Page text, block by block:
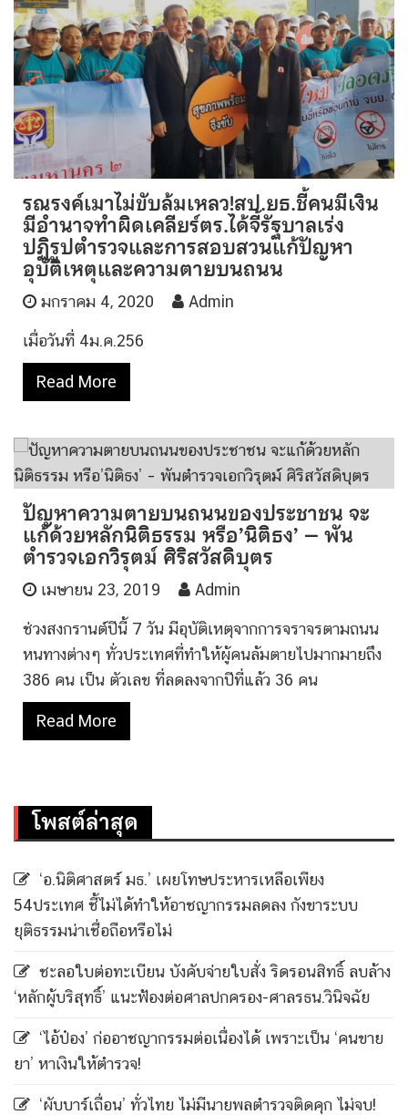
รณรงค์เมาไม่ขับล้มเหลว!สป.ยธ.ชี้คนมีเงิน
มีอำนาจทำผิดเคลียร์ตร.ได้จี้รัฐบาลเร่ง
ปฏิรูปตำรวจและการสอบสวนแก้ปัญหา
อุบัติเหตุและความตายบนถนน
มกราคม 4, 2020 Admin
เมื่อวันที่ 4ม.ค.256
Read More
ปัญหาความตายบนถนนของประชาชน จะ
แก้ด้วยหลักนิติธรรม หรือ’นิติธง’ – พัน
ตำรวจเอกวิรุตม์ ศิริสวัสดิบุตร
เมษายน 23, 2019 Admin
ช่วงสงกรานต์ปีนี้ 7 วัน มีอุบัติเหตุจากการจราจรตามถนน
หนทางต่างๆ ทั่วประเทศที่ทำให้ผู้คนล้มตายไปมากมายถึง
386 คน เป็น ตัวเลข ที่ลดลงจากปีที่แล้ว 36 คน
Read More
โพสต์ล่าสุด
‘อ.นิติศาสตร์ มธ.’ เผยโทษประหารเหลือเพียง
54ประเทศ ชี้ไม่ได้ทำให้อาชญากรรมลดลง กังขาระบบ
ยุติธรรมน่าเชื่อถือหรือไม่
ชะลอใบต่อทะเบียน บังคับจ่ายใบสั่ง ริดรอนสิทธิ์ ลบล้าง
‘หลักผู้บริสุทธิ์’ แนะฟ้องต่อศาลปกครอง-ศาลรธน.วินิจฉัย
‘ไอ้ป๋อง’ ก่ออาชญากรรมต่อเนื่องได้ เพราะเป็น ‘คนขาย
ยา’ หาเงินให้ตำรวจ!
‘ผับบาร์เถื่อน’ ทั่วไทย ไม่มีนายพลตำรวจติดคุก ไม่จบ!